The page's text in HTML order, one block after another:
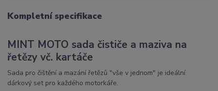
Kompletní specifikace
MINT MOTO sada čističe a maziva na
řetězy vč. kartáče
Sada pro čištění a mazání řetězů "vše v jednom" je ideální
dárkový set pro každého motorkáře.